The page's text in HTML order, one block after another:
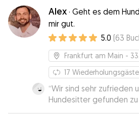
hat alles gut geklappt,
Hündin die neue
ist. Wir haben uns zu
gefühlt und möchten auf
Übernachtung testen.”
Alex · Geht es dem
mir gut.
5.0 (63
Frankfurt am Main -
17 Wiederholungsgäste
“Wir sind sehr zufrieden
Hundesitter gefunden
Kennenlernen bis zur